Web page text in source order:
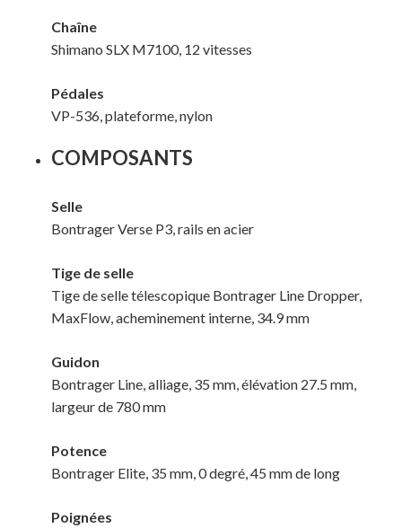
Chaîne
Shimano SLX M7100, 12 vitesses
Pédales
VP-536, plateforme, nylon
COMPOSANTS
Selle
Bontrager Verse P3, rails en acier
Tige de selle
Tige de selle télescopique Bontrager Line Dropper,
MaxFlow, acheminement interne, 34.9 mm
Guidon
Bontrager Line, alliage, 35 mm, élévation 27.5 mm,
largeur de 780 mm
Potence
Bontrager Elite, 35 mm, 0 degré, 45 mm de long
Poignées